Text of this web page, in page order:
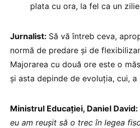
plata cu ora, la fel ca un
Jurnalist: Să vă întreb ceva,
normă de predare și de
Majorarea cu două ore este o
și asta depinde de evoluția, cui, a
Ministrul Educației, Daniel David:
eu am reușit să o trec în legea